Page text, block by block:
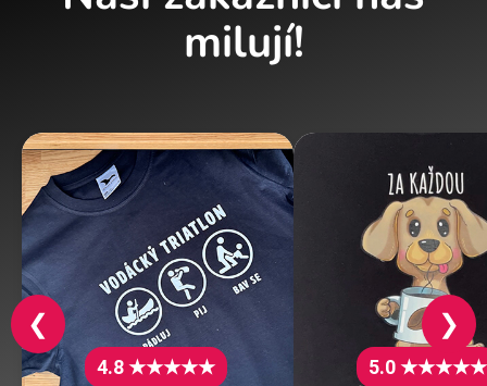
milují!
4.8 ★★★★★ 5.0 ★★★★★
❮ ❯